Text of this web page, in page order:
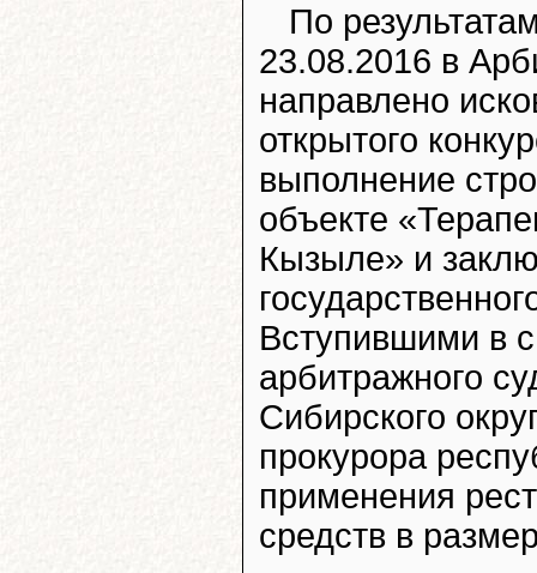
По
23.08.2016 в
направлено
открытого
выполнение
объекте
Кызыле» и
Вступившими в
арбитражного
Сибирского
прокурора
применения
средств в